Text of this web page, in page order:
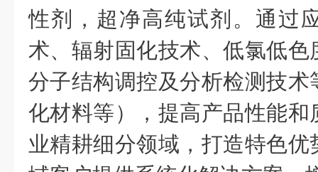
性剂，超净高纯试剂。通过
术、辐射固化技术、低氯低
分子结构调控及分析检测技
化材料等），提高产品性能
业精耕细分领域，打造特色